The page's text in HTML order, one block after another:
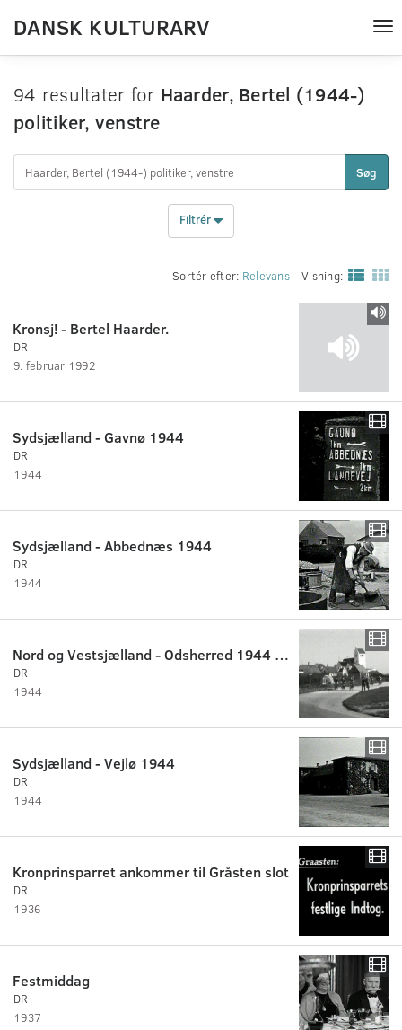
DANSK KULTURARV
94 resultater for Haarder, Bertel (1944-)
politiker, venstre
Søg
Filtrér
Sortér efter: Relevans Visning:
Kronsj! - Bertel Haarder.
DR
9. februar 1992
Sydsjælland - Gavnø 1944
DR
1944
Sydsjælland - Abbednæs 1944
DR
1944
Nord og Vestsjælland - Odsherred 1944 - 1948
DR
1944
Sydsjælland - Vejlø 1944
DR
1944
Kronprinsparret ankommer til Gråsten slot
DR
1936
Festmiddag
DR
1937